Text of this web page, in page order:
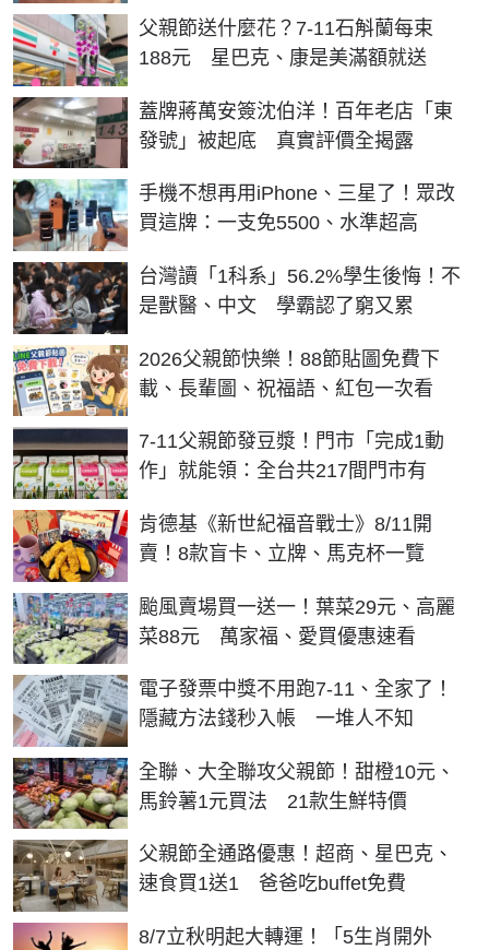
父親節送什麼花？7-11石斛蘭每束
188元 星巴克、康是美滿額就送
蓋牌蔣萬安簽沈伯洋！百年老店「東
發號」被起底 真實評價全揭露
手機不想再用iPhone、三星了！眾改
買這牌：一支免5500、水準超高
台灣讀「1科系」56.2%學生後悔！不
是獸醫、中文 學霸認了窮又累
2026父親節快樂！88節貼圖免費下
載、長輩圖、祝福語、紅包一次看
7-11父親節發豆漿！門市「完成1動
作」就能領：全台共217間門市有
肯德基《新世紀福音戰士》8/11開
賣！8款盲卡、立牌、馬克杯一覽
颱風賣場買一送一！葉菜29元、高麗
菜88元 萬家福、愛買優惠速看
電子發票中獎不用跑7-11、全家了！
隱藏方法錢秒入帳 一堆人不知
全聯、大全聯攻父親節！甜橙10元、
馬鈴薯1元買法 21款生鮮特價
父親節全通路優惠！超商、星巴克、
速食買1送1 爸爸吃buffet免費
8/7立秋明起大轉運！「5生肖開外